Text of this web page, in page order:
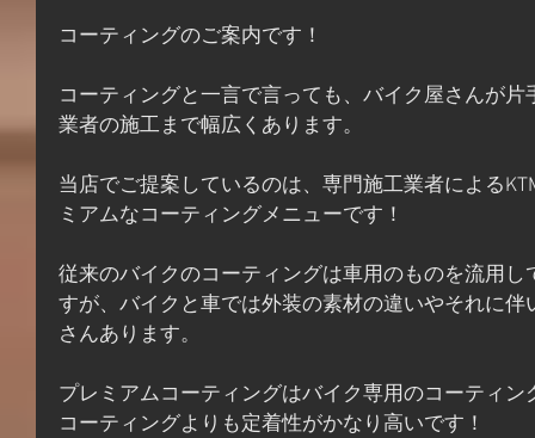
コーティングのご案内です！
コーティングと一言で言っても、バイク屋さんが
業者の施工まで幅広くあります。
当店でご提案しているのは、専門施工業者による
ミアムなコーティングメニューです！
従来のバイクのコーティングは車用のものを流用
すが、バイクと車では外装の素材の違いやそれに
さんあります。
プレミアムコーティングはバイク専用のコーティ
コーティングよりも定着性がかなり高いです！